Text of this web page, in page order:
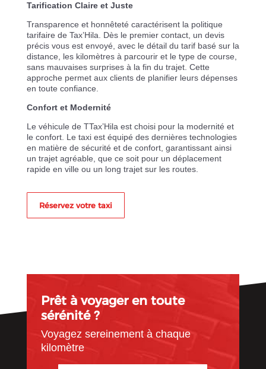
Tarification Claire et Juste
Transparence et honnêteté caractérisent la politique
tarifaire de Tax’Hila. Dès le premier contact, un devis
précis vous est envoyé, avec le détail du tarif basé sur la
distance, les kilomètres à parcourir et le type de course,
sans mauvaises surprises à la fin du trajet. Cette
approche permet aux clients de planifier leurs dépenses
en toute confiance.
Confort et Modernité
Le véhicule de TTax’Hila est choisi pour la modernité et
le confort. Le taxi est équipé des dernières technologies
en matière de sécurité et de confort, garantissant ainsi
un trajet agréable, que ce soit pour un déplacement
rapide en ville ou un long trajet sur les routes.
Réservez votre taxi
Prêt à voyager en toute
sérénité ?
Voyagez sereinement à chaque
kilomètre